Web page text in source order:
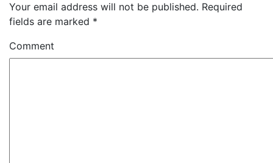
Your email address will not be published. Required
fields are marked *
Comment